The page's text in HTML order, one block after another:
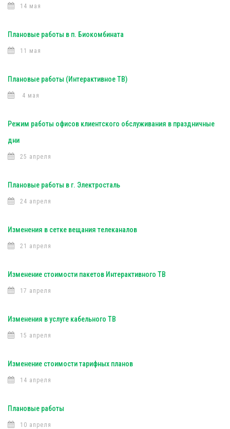
14 мая
Плановые работы в п. Биокомбината
11 мая
Плановые работы (Интерактивное ТВ)
4 мая
Режим работы офисов клиентского обслуживания в праздничные
дни
25 апреля
Плановые работы в г. Электросталь
24 апреля
Изменения в сетке вещания телеканалов
21 апреля
Изменение стоимости пакетов Интерактивного ТВ
17 апреля
Изменения в услуге кабельного ТВ
15 апреля
Изменение стоимости тарифных планов
14 апреля
Плановые работы
10 апреля